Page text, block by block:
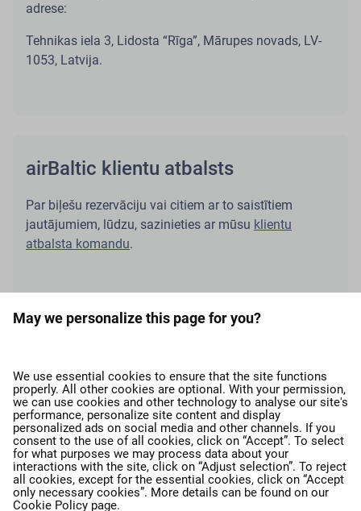
May we personalize this page for you?
We use essential cookies to ensure that the site functions
properly. All other cookies are optional. With your permission,
we can use cookies and other technology to analyse our site's
performance, personalize site content and display
personalized ads on social media and other channels. If you
consent to the use of all cookies, click on “Accept”. To select
for what purposes we may process data about your
interactions with the site, click on “Adjust selection”. To reject
all cookies, except for the essential cookies, click on “Accept
only necessary cookies”. More details can be found on our
Cookie Policy page.
adrese:
Tehnikas iela 3, Lidosta “Rīga”, Mārupes novads, LV-
1053, Latvija.
airBaltic klientu atbalsts
Par biļešu rezervāciju vai citiem ar to saistītiem
jautājumiem, lūdzu, sazinieties ar mūsu klientu
atbalsta komandu.
Mūsu pakalpojumi expand_more
airBaltic Grupa expand_more